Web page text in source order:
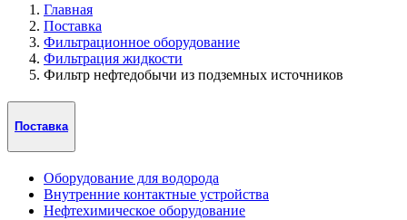
Главная
Поставка
Фильтрационное оборудование
Фильтрация жидкости
Фильтр нефтедобычи из подземных источников
Поставка
Оборудование для водорода
Внутренние контактные устройства
Нефтехимическое оборудование